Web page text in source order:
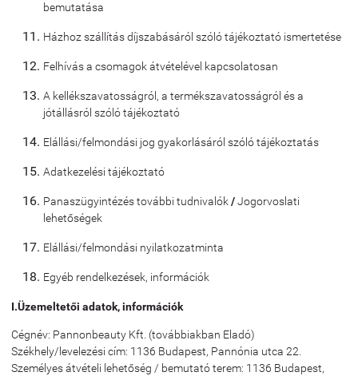
bemutatása
Házhoz szállítás díjszabásáról szóló tájékoztató ismertetése
Felhívás a csomagok átvételével kapcsolatosan
A kellékszavatosságról, a termékszavatosságról és a
jótállásról szóló tájékoztató
Elállási/felmondási jog gyakorlásáról szóló tájékoztatás
Adatkezelési tájékoztató
Panaszügyintézés további tudnivalók/Jogorvoslati
lehetőségek
Elállási/felmondási nyilatkozatminta
Egyéb rendelkezések, információk
I.Üzemeltetői adatok, információk
Cégnév: Pannonbeauty Kft. (továbbiakban Eladó)
Székhely/levelezési cím: 1136 Budapest, Pannónia utca 22.
Személyes átvételi lehetőség / bemutató terem: 1136 Budapest,